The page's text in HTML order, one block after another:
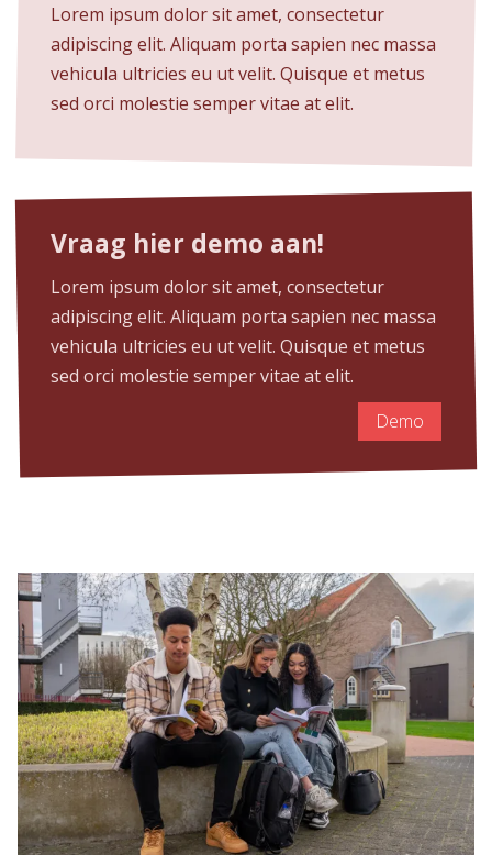
Lorem ipsum dolor sit amet, consectetur
adipiscing elit. Aliquam porta sapien nec massa
vehicula ultricies eu ut velit. Quisque et metus
sed orci molestie semper vitae at elit.
Vraag hier demo aan!
Lorem ipsum dolor sit amet, consectetur
adipiscing elit. Aliquam porta sapien nec massa
vehicula ultricies eu ut velit. Quisque et metus
sed orci molestie semper vitae at elit.
Demo